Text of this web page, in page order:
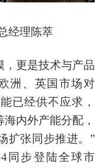
经理陈萃
，更是技术与产品
洲、英国市场对
已经供不应求，
内外产能分配，
扩张同步推进。”
同步登陆全球市